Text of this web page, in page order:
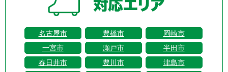
名古屋市 豊橋市
岡崎市
一宮市
瀬戸市
半田市
春日井市
豊川市
津島市